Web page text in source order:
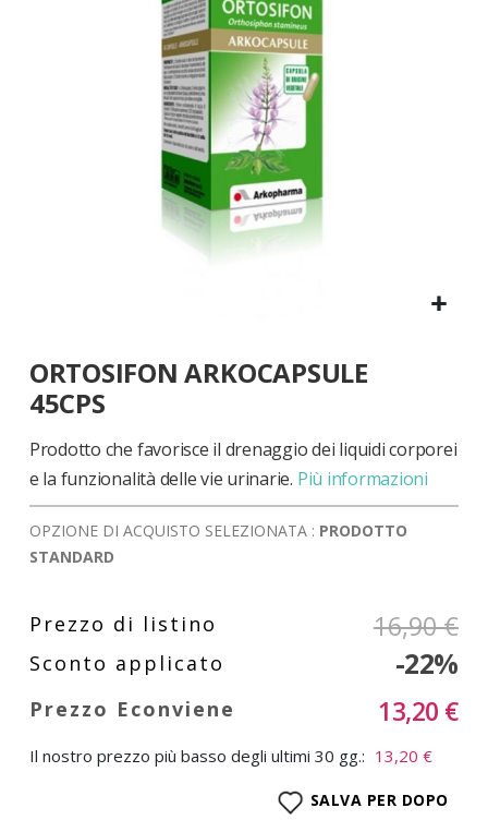
all'inizio
della
galleria
di
immagini
ORTOSIFON ARKOCAPSULE
45CPS
Prodotto che favorisce il drenaggio dei liquidi corporei
e la funzionalità delle vie urinarie. Più informazioni
OPZIONE DI ACQUISTO SELEZIONATA : PRODOTTO
STANDARD
16,90 €
-22%
13,20 €
Il nostro prezzo più basso degli ultimi 30 gg.: 13,20 €
SALVA PER DOPO